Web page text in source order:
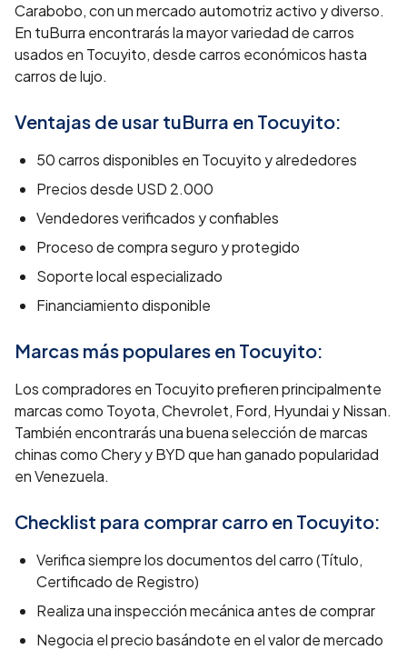
Carabobo, con un mercado automotriz activo y diverso.
En tuBurra encontrarás la mayor variedad de carros
usados en Tocuyito, desde carros económicos hasta
carros de lujo.
Ventajas de usar tuBurra en Tocuyito:
50carros disponibles en Tocuyito y alrededores
Precios desde USD 2.000
Vendedores verificados y confiables
Proceso de compra seguro y protegido
Soporte local especializado
Financiamiento disponible
Marcas más populares en Tocuyito:
Los compradores en Tocuyito prefieren principalmente
marcas como Toyota, Chevrolet, Ford, Hyundai y Nissan.
También encontrarás una buena selección de marcas
chinas como Chery y BYD que han ganado popularidad
en Venezuela.
Checklist para comprar carro en Tocuyito:
Verifica siempre los documentos del carro (Título,
Certificado de Registro)
Realiza una inspección mecánica antes de comprar
Negocia el precio basándote en el valor de mercado